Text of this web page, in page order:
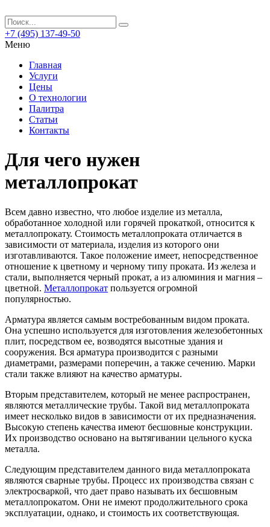
+7 (495) 137-49-50
Меню
Главная
Услуги
Цены
О технологии
Палитра
Статьи
Контакты
Для чего нужен
металлопрокат
Всем давно известно, что любое изделие из металла,
обработанное холодной или горячей прокаткой, относится к
металлопрокату. Стоимость металлопроката отличается в
зависимости от материала, изделия из которого они
изготавливаются. Такое положение имеет, непосредственное
отношение к цветному и черному типу проката. Из железа и
стали, выполняется черный прокат, а из алюминия и магния –
цветной. Металлопрокат пользуется огромной
популярностью.
Арматура является самым востребованным видом проката.
Она успешно используется для изготовления железобетонных
плит, посредством ее, возводятся высотные здания и
сооружения. Вся арматура производится с разными
диаметрами, размерами поперечин, а также сечению. Марки
стали также влияют на качество арматуры.
Вторым представителем, который не менее распространен,
являются металлические трубы. Такой вид металлопроката
имеет несколько видов в зависимости от их предназначения.
Высокую степень качества имеют бесшовные конструкции.
Их производство основано на вытягивании цельного куска
металла.
Следующим представителем данного вида металлопроката
являются сварные трубы. Процесс их производства связан с
электросваркой, что дает право называть их бесшовным
металлопрокатом. Они не имеют продолжительного срока
эксплуатации, однако, и стоимость их соответствующая.